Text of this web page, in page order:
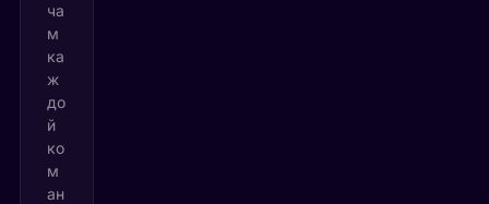
ча
м
ка
ж
до
й
ко
м
ан